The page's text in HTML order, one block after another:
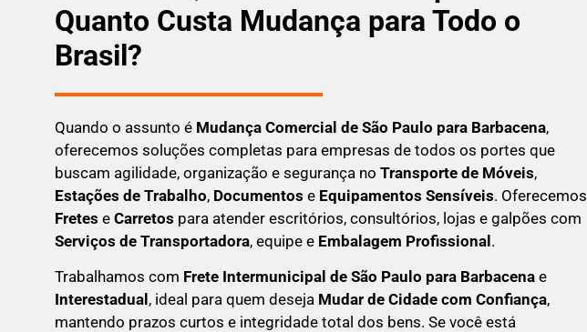
Quanto Custa Mudança para Todo o
Brasil?
Quando o assunto é Mudança Comercial de São Paulo para Barbacena,
oferecemos soluções completas para empresas de todos os portes que
buscam agilidade, organização e segurança no Transporte de Móveis,
Estações de Trabalho, Documentos e Equipamentos Sensíveis. Oferecemos
Fretes e Carretos para atender escritórios, consultórios, lojas e galpões com
Serviços de Transportadora, equipe e Embalagem Profissional.
Trabalhamos com Frete Intermunicipal de São Paulo para Barbacena e
Interestadual, ideal para quem deseja Mudar de Cidade com Confiança,
mantendo prazos curtos e integridade total dos bens. Se você está